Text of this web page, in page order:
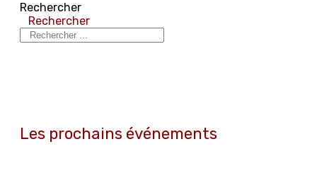
Rechercher
Rechercher
Les prochains événements